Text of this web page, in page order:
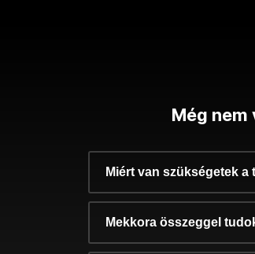
Még
Miért van szükségetek a
Mekkora összeggel